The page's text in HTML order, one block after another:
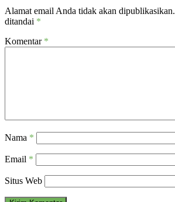
Alamat email Anda tidak akan dipublikasikan.
ditandai *
Komentar *
Nama *
Email *
Situs Web